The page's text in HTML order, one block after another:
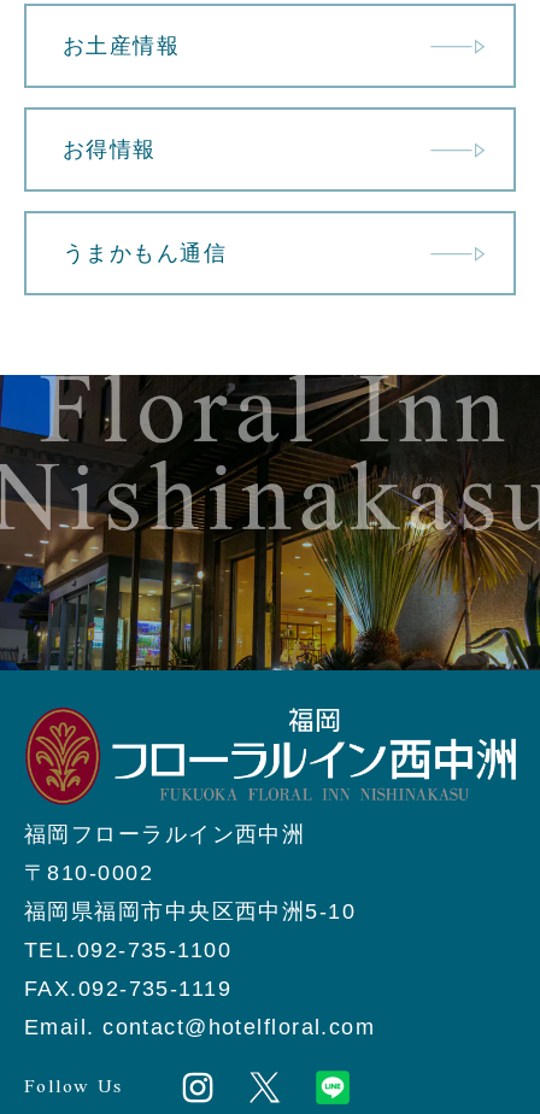
お土産情報
お得情報
うまかもん通信
福岡フローラルイン西中洲
〒810-0002
福岡県福岡市中央区西中洲5-10
TEL.092-735-1100
FAX.092-735-1119
Email. contact@hotelfloral.com
Follow Us